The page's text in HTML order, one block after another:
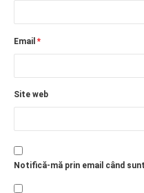
Email *
Site web
Notifică-mă prin email când